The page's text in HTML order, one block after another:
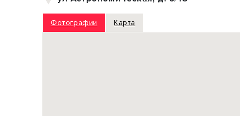
Производство
Фотографии Карта